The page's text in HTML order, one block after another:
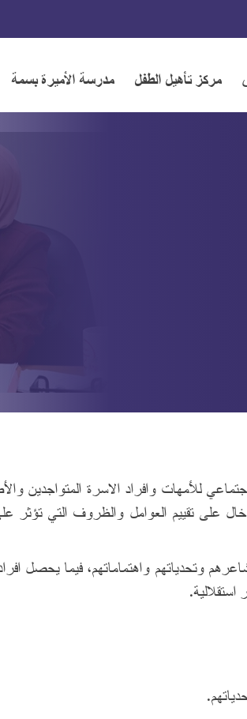
مركز تأهيل الطفل مدرسة الأميرة بسمة
للأمهات وافراد الاسرة المتواجدين
على تقييم العوامل والظروف التي تؤثر
وتحدياتهم واهتماماتهم، فيما يحصل